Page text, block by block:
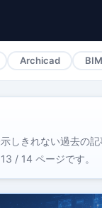
Archicad
しきれない過去の
/ 14 ページです。